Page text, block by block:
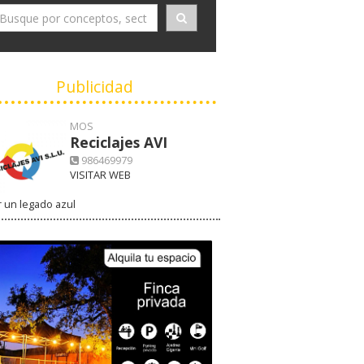
Publicidad
MOS
Reciclajes AVI
986469979
VISITAR WEB
un legado azul